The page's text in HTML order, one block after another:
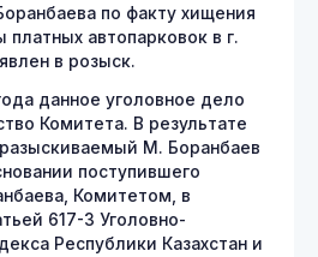
по факту хищения
платных автопарковок в г.
в розыск.
данное уголовное дело
Комитета. В результате
М. Боранбаев
поступившего
Комитетом, в
617-3 Уголовно-
Республики Казахстан и